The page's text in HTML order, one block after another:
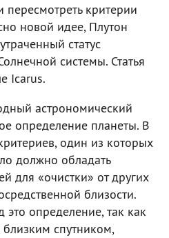
критерии
новой идее, Плутон
статус
системы. Статья
Icarus.
астрономический
определение планеты. В
один из которых
должно обладать
для «очистки» от других
близости.
определение, так как
спутником,